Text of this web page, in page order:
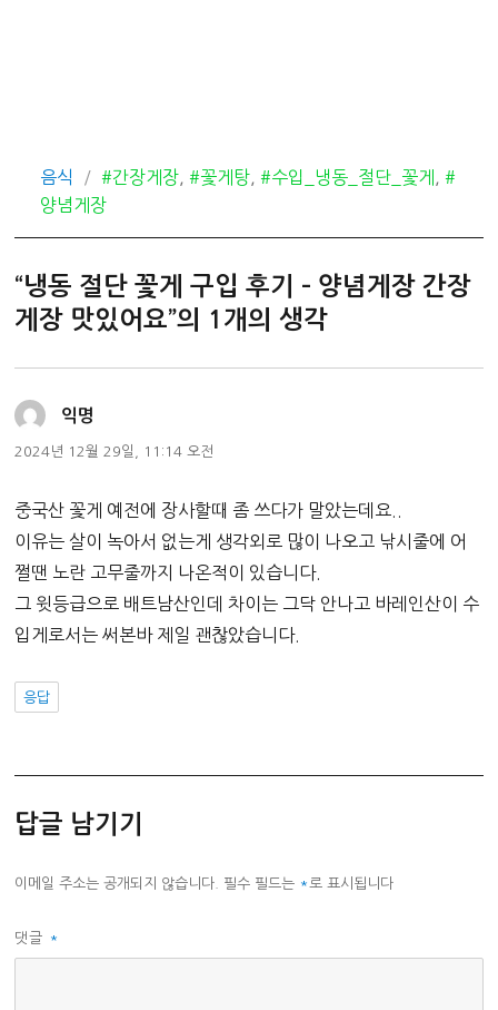
카
테
음식
태
그
#간장게장, #꽃게탕, #수입_냉동_절단_꽃게
#
양념게장
“냉동 절단 꽃게 구입 후기 – 양념게장 간장
게장 맛있어요”의 1개의 생각
익명
글:
2024년 12월 29일, 11:14 오전
중국산 꽃게 예전에 장사할때 좀 쓰다가 말았는데요..
이유는 살이 녹아서 없는게 생각외로 많이 나오고 낚시줄에 어
쩔땐 노란 고무줄까지 나온적이 있습니다.
그 윗등급으로 배트남산인데 차이는 그닥 안나고 바레인산이 수
입게로서는 써본바 제일 괜찮았습니다.
응답
답글 남기기
이메일 주소는 공개되지 않습니다. 필수 필드는 *로 표시됩니다
댓글 *